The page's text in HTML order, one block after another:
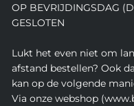
OP BEVRIJDINGSDAG
GESLOTEN
Lukt het even niet om
afstand bestellen? Ook
kan op de volgende
Via onze webshop